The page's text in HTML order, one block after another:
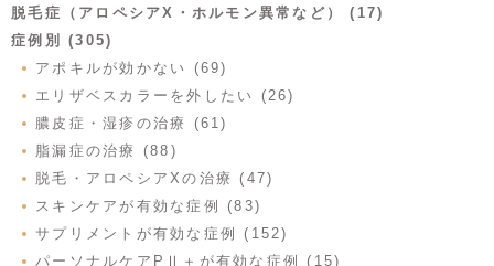
脱毛症（アロペシアX・ホルモン異常など） (17)
症例別 (305)
アポキルが効かない (69)
エリザベスカラーを外したい (26)
膿皮症・湿疹の治療 (61)
脂漏症の治療 (88)
脱毛・アロペシアXの治療 (47)
スキンケアが有効な症例 (83)
サプリメントが有効な症例 (152)
パーソナルケアPⅡ＋が有効な症例 (15)